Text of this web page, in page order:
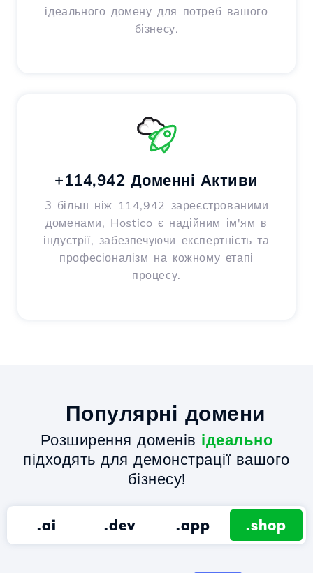
ідеального домену для потреб вашого
бізнесу.
+114,942 Доменні Активи
З більш ніж 114,942 зареєстрованими
доменами, Hostico є надійним ім'ям в
індустрії, забезпечуючи експертність та
професіоналізм на кожному етапі
процесу.
Популярні домени
Розширення доменів ідеально
підходять для демонстрації вашого
бізнесу!
.ai .dev .app .shop